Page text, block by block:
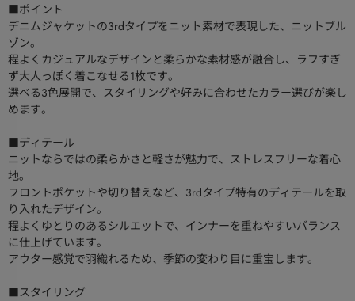
■ポイント
デニムジャケットの3rdタイプをニット素材で表現した、ニットブル
ゾン。
程よくカジュアルなデザインと柔らかな素材感が融合し、ラフすぎ
ず大人っぽく着こなせる1枚です。
選べる3色展開で、スタイリングや好みに合わせたカラー選びが楽し
めます。
■ディテール
ニットならではの柔らかさと軽さが魅力で、ストレスフリーな着心
地。
フロントポケットや切り替えなど、3rdタイプ特有のディテールを取
り入れたデザイン。
程よくゆとりのあるシルエットで、インナーを重ねやすいバランス
に仕上げています。
アウター感覚で羽織れるため、季節の変わり目に重宝します。
■スタイリング